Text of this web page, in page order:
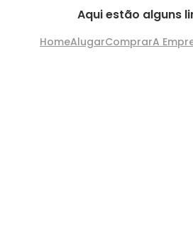
Aqui estão alguns
HomeAlugarComprarA